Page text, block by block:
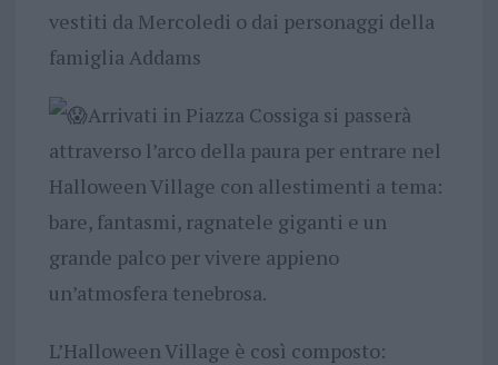
vestiti da Mercoledi o dai personaggi della
famiglia Addams
Arrivati in Piazza Cossiga si passerà
attraverso l’arco della paura per entrare nel
Halloween Village con allestimenti a tema:
bare, fantasmi, ragnatele giganti e un
grande palco per vivere appieno
un’atmosfera tenebrosa.
L’Halloween Village è così composto: